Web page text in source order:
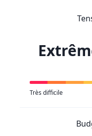
Très difficile